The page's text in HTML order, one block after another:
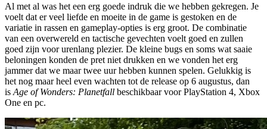
Al met al was het een erg goede indruk die we hebben gekregen. Je
voelt dat er veel liefde en moeite in de game is gestoken en de
variatie in rassen en gameplay-opties is erg groot. De combinatie
van een overwereld en tactische gevechten voelt goed en zullen
goed zijn voor urenlang plezier. De kleine bugs en soms wat saaie
beloningen konden de pret niet drukken en we vonden het erg
jammer dat we maar twee uur hebben kunnen spelen. Gelukkig is
het nog maar heel even wachten tot de release op 6 augustus, dan
is Age of Wonders: Planetfall beschikbaar voor PlayStation 4, Xbox
One en pc.